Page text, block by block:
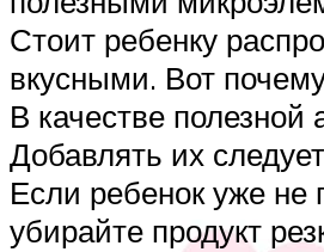
Стоит ребенку
вкусными. Вот
В качестве полезной
Добавлять их
Если ребенок уже не
убирайте продукт